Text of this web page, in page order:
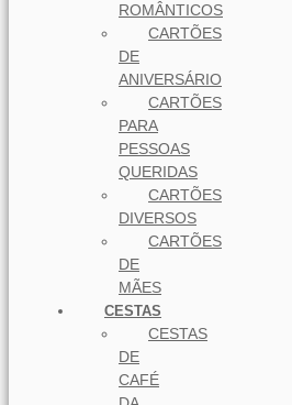
ROMÂNTICOS
CARTÕES
DE
ANIVERSÁRIO
CARTÕES
PARA
PESSOAS
QUERIDAS
CARTÕES
DIVERSOS
CARTÕES
DE
MÃES
CESTAS
CESTAS
DE
CAFÉ